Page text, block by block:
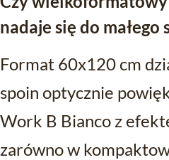
nadaje się do
Format 60x120 cm
spoin optycznie
Work B Bianco z
zarówno w